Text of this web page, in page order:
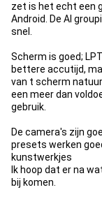
zet is het echt een
Android. De AI
snel.
Scherm is goed;
bettere accutijd,
van t scherm
een meer dan
gebruik.
De camera's zijn
presets werken
kunstwerkjes
Ik hoop dat er na
bij komen.